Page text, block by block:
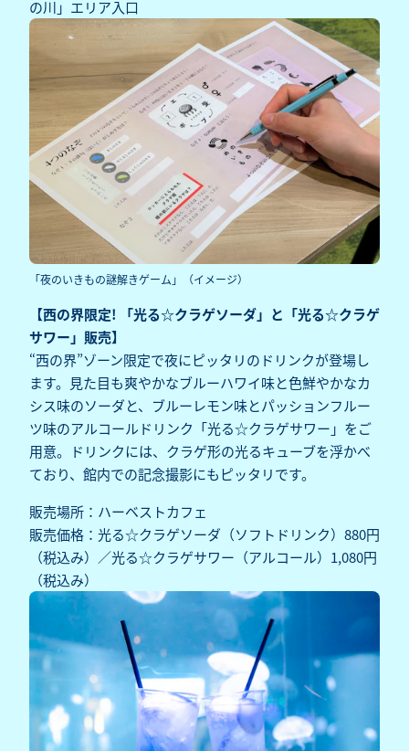
の川」エリア入口
「夜のいきもの謎解きゲーム」（イメージ）
【西の界限定! 「光る☆クラゲソーダ」と「光る☆クラゲ
サワー」販売】
“西の界”ゾーン限定で夜にピッタリのドリンクが登場し
ます。見た目も爽やかなブルーハワイ味と色鮮やかなカ
シス味のソーダと、ブルーレモン味とパッションフルー
ツ味のアルコールドリンク「光る☆クラゲサワー」をご
用意。ドリンクには、クラゲ形の光るキューブを浮かべ
ており、館内での記念撮影にもピッタリです。
販売場所：ハーベストカフェ
販売価格：光る☆クラゲソーダ（ソフトドリンク）880円
（税込み）／光る☆クラゲサワー（アルコール）1,080円
（税込み）